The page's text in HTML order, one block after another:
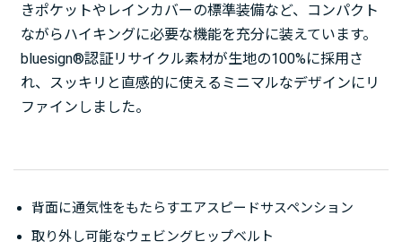
きポケットやレインカバーの標準装備など、コンパクト
ながらハイキングに必要な機能を充分に装えています。
bluesign®認証リサイクル素材が生地の100%に採用さ
れ、スッキリと直感的に使えるミニマルなデザインにリ
ファインしました。
背面に通気性をもたらすエアスピードサスペンション
取り外し可能なウェビングヒップベルト